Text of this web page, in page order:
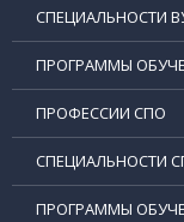
СПЕЦИАЛЬНОСТИ
ПРОГРАММЫ
ПРОФЕССИИ СПО
СПЕЦИАЛЬНОСТИ
ПРОГРАММЫ